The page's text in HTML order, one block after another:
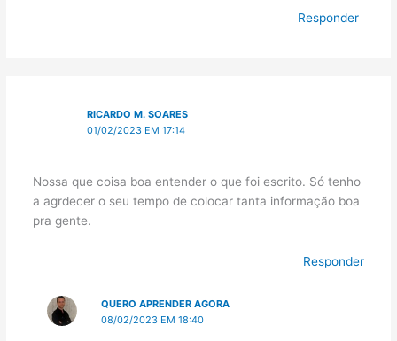
Responder
RICARDO M. SOARES
01/02/2023 EM 17:14
Nossa que coisa boa entender o que foi escrito. Só tenho
a agrdecer o seu tempo de colocar tanta informação boa
pra gente.
Responder
QUERO APRENDER AGORA
08/02/2023 EM 18:40